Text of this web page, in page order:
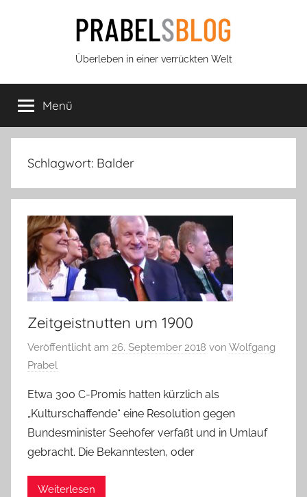
Prabels
Blog
Überleben in einer verrückten Welt
Menü
Schlagwort: Balder
Zeitgeistnutten um 1900
Veröffentlicht am 26. September 2018 von Wolfgang
Prabel
Etwa 300 C-Promis hatten kürzlich als
„Kulturschaffende“ eine Resolution gegen
Bundesminister Seehofer verfaßt und in Umlauf
gebracht. Die Bekanntesten, oder
Weiterlesen